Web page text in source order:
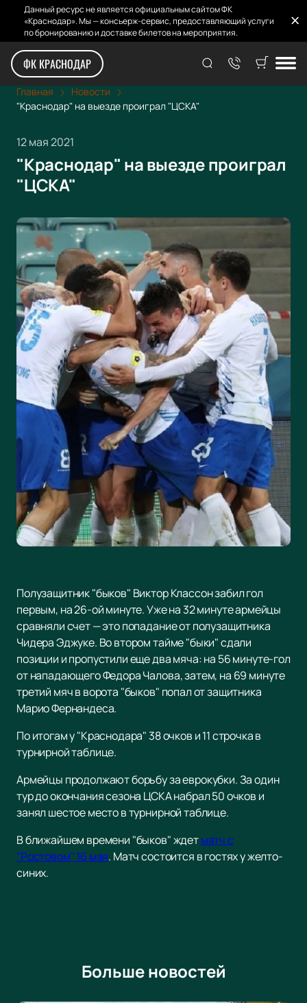
Данный ресурс не является официальным сайтом ФК
«Краснодар». Мы — консьерж-сервис, предоставляющий услуги
по бронированию и доставке билетов на мероприятия.
ФК КРАСНОДАР
Главная
Новости
"Краснодар" на выезде проиграл "ЦСКА"
12 мая 2021
"Краснодар" на выезде проиграл
"ЦСКА"
Полузащитник "быков" Виктор Классон забил гол
первым, на 26-ой минуте. Уже на 32 минуте армейцы
сравняли счет — это попадание от полузащитника
Чидера Эджуке. Во втором тайме "быки" сдали
позиции и пропустили еще два мяча: на 56 минуте-гол
от нападающего Федора Чалова, затем, на 69 минуте
третий мяч в ворота "быков" попал от защитника
Марио Фернандеса.
По итогам у "Краснодара" 38 очков и 11 строчка в
турнирной таблице.
Армейцы продолжают борьбу за еврокубки. За один
тур до окончания сезона ЦСКА набрал 50 очков и
занял шестое место в турнирной таблице.
В ближайшем времени "быков" ждетматч с
"Ростовом" 16 мая. Матч состоится в гостях у желто-
синих.
Больше новостей